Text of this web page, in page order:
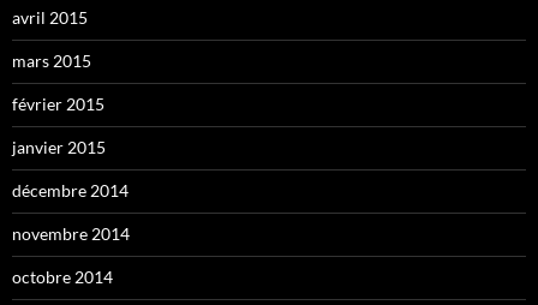
avril 2015
mars 2015
février 2015
janvier 2015
décembre 2014
novembre 2014
octobre 2014